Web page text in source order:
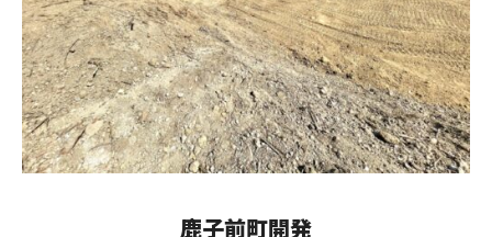
鹿子前町開発